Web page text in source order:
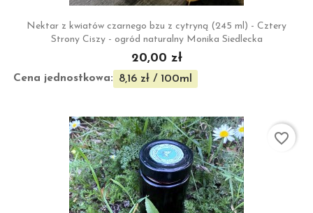
Nektar z kwiatów czarnego bzu z cytryną (245 ml) - Cztery
Strony Ciszy - ogród naturalny Monika Siedlecka
20,00 zł
Cena jednostkowa: 8,16 zł / 100ml
favorite_border